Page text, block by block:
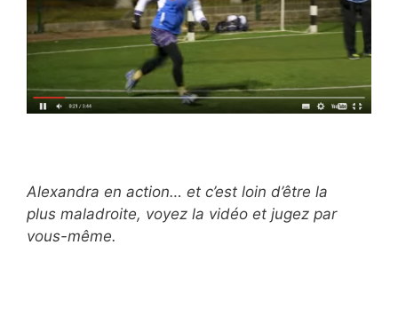
Alexandra en action… et c’est loin d’être la
plus maladroite, voyez la vidéo et jugez par
vous-même.